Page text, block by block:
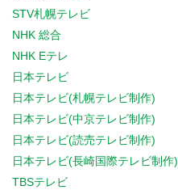
STV札幌テレビ
NHK 総合
NHK Eテレ
日本テレビ
日本テレビ(札幌テレビ制作)
日本テレビ(中京テレビ制作)
日本テレビ(読売テレビ制作)
日本テレビ(長崎国際テレビ制作)
TBSテレビ